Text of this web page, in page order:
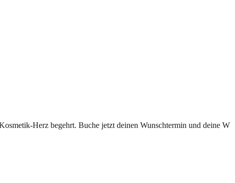
Herz begehrt. Buche jetzt deinen Wunschtermin und deine W